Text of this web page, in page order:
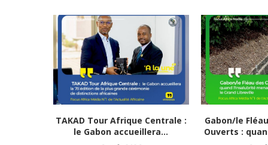
TAKAD Tour Afrique Centrale :
le Gabon accueillera...
Gabon/le
Ouverts :